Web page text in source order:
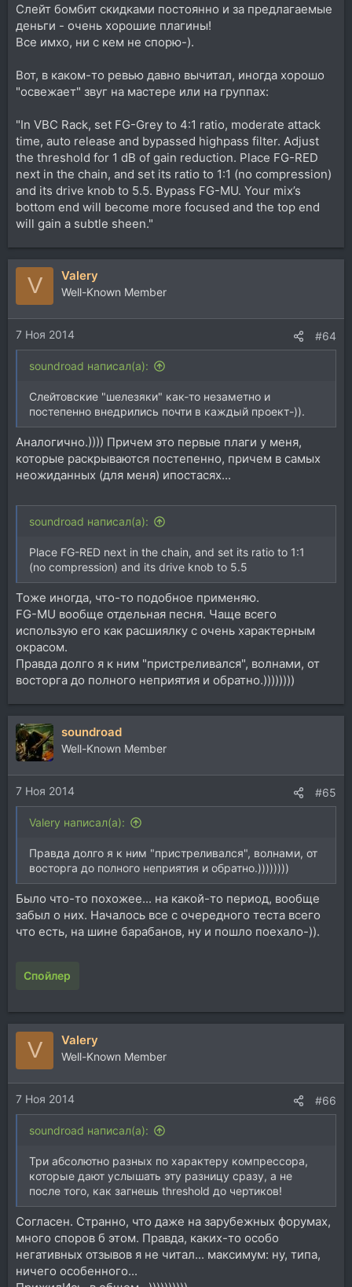
Слейт бомбит скидками постоянно и за предлагаемые
деньги - очень хорошие плагины!
Все имхо, ни с кем не спорю-).
Вот, в каком-то ревью давно вычитал, иногда хорошо
"освежает" звуг на мастере или на группах:
"In VBC Rack, set FG-Grey to 4:1 ratio, moderate attack
time, auto release and bypassed highpass filter. Adjust
the threshold for 1 dB of gain reduction. Place FG-RED
next in the chain, and set its ratio to 1:1 (no compression)
and its drive knob to 5.5. Bypass FG-MU. Your mix’s
bottom end will become more focused and the top end
will gain a subtle sheen."
V Valery
Well-Known Member
7 Ноя 2014 #64
soundroad написал(а):
Слейтовские "шелезяки" как-то незаметно и
постепенно внедрились почти в каждый проект-)).
Аналогично.)))) Причем это первые плаги у меня,
которые раскрываются постепенно, причем в самых
неожиданных (для меня) ипостасях...
soundroad написал(а):
Place FG-RED next in the chain, and set its ratio to 1:1
(no compression) and its drive knob to 5.5
Тоже иногда, что-то подобное применяю.
FG-MU вообще отдельная песня. Чаще всего
использую его как расшиялку с очень характерным
окрасом.
Правда долго я к ним "пристреливался", волнами, от
восторга до полного неприятия и обратно.))))))))
soundroad
Well-Known Member
7 Ноя 2014 #65
Valery написал(а):
Правда долго я к ним "пристреливался", волнами, от
восторга до полного неприятия и обратно.))))))))
Было что-то похожее... на какой-то период, вообще
забыл о них. Началось все с очередного теста всего
что есть, на шине барабанов, ну и пошло поехало-)).
Спойлер
V Valery
Well-Known Member
7 Ноя 2014 #66
soundroad написал(а):
Три абсолютно разных по характеру компрессора,
которые дают услышать эту разницу сразу, а не
после того, как загнешь threshold до чертиков!
Согласен. Странно, что даже на зарубежных форумах,
много споров б этом. Правда, каких-то особо
негативных отзывов я не читал... максимум: ну, типа,
ничего особенного...